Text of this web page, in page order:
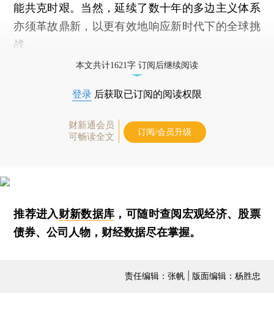
能共克时艰。当然，延续了数十年的多边主义体系
亦须革故鼎新，以更有效地响应新时代下的全球挑
战。
本文共计1621字 订阅后继续阅读
登录 后获取已订阅的阅读权限
财新通会员
可畅读全文
订阅/会员升级
推荐进入财新数据库 ，可随时查阅宏观经济、股票
债券、公司人物，财经数据尽在掌握。
责任编辑：张帆 | 版面编辑：杨胜忠